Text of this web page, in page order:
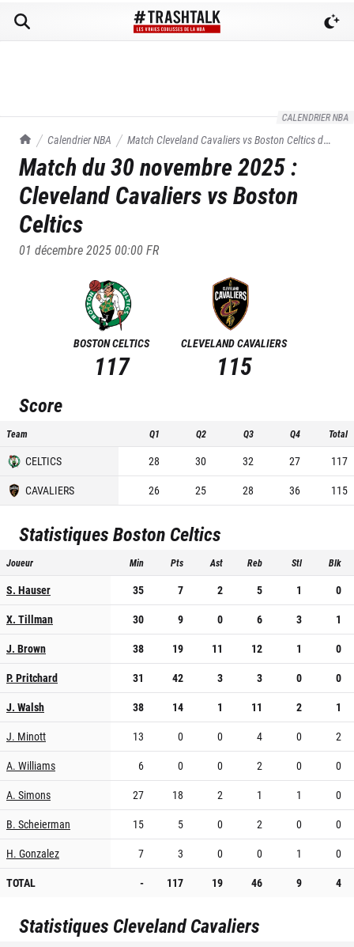
CALENDRIER NBA
TrashTalk Actu NBA
Calendrier NBA Match Cleveland Cavaliers vsBoston Celticsdu
30/11/2025
Match du30 novembre 2025:
Cleveland Cavaliers vsBoston
Celtics
01 décembre 2025 00:00FR
BOSTON CELTICS
117
CLEVELAND CAVALIERS
115
Score
Team Q1 Q2 Q3 Q4 Total
CELTICS 28 30 32 27
117
CAVALIERS
26 25 28 36 115
StatistiquesBoston Celtics
Joueur Min Pts Ast Reb Stl Blk
S. Hauser 35 7 2 5 1
0
X. Tillman
30 9 0 6 3
1
J. Brown
38 19 11 12 1
0
P. Pritchard
31 42 3 3 0
0
J. Walsh
38 14 1 11 2
1
J. Minott
13 0 0 4 0
2
A. Williams
6 0 0 2 0
0
A. Simons
27 18 2 1 1
0
B. Scheierman
15 5 0 2 0
0
H. Gonzalez
7 3 0 0 1
0
TOTAL
- 117 19 46 9 4
Statistiques Cleveland Cavaliers